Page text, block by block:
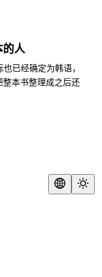
的人
已经确定为韩语，
本书整理成之后还